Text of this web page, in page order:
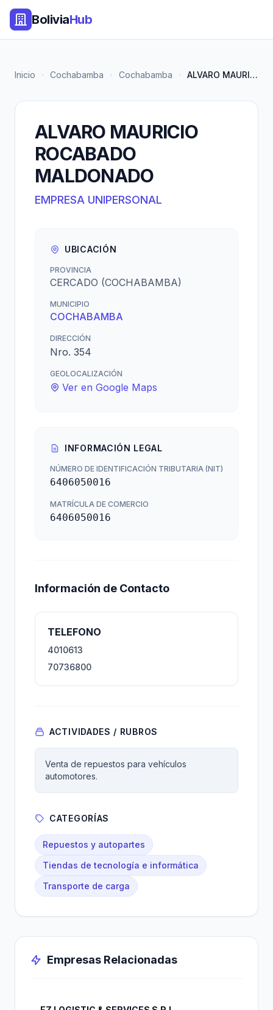
BoliviaHub
Inicio Cochabamba Cochabamba ALVARO MAURICIO ROCABADO MALDO...
ALVARO MAURICIO
ROCABADO
MALDONADO
EMPRESA UNIPERSONAL
UBICACIÓN
PROVINCIA
CERCADO (COCHABAMBA)
MUNICIPIO
COCHABAMBA
DIRECCIÓN
Nro. 354
GEOLOCALIZACIÓN
Ver en Google Maps
INFORMACIÓN LEGAL
NÚMERO DE IDENTIFICACIÓN TRIBUTARIA (NIT)
6406050016
MATRÍCULA DE COMERCIO
6406050016
Información de Contacto
TELEFONO
4010613
70736800
ACTIVIDADES / RUBROS
Venta de repuestos para vehículos
automotores.
CATEGORÍAS
Repuestos y autopartes
Tiendas de tecnología e informática
Transporte de carga
Empresas Relacionadas